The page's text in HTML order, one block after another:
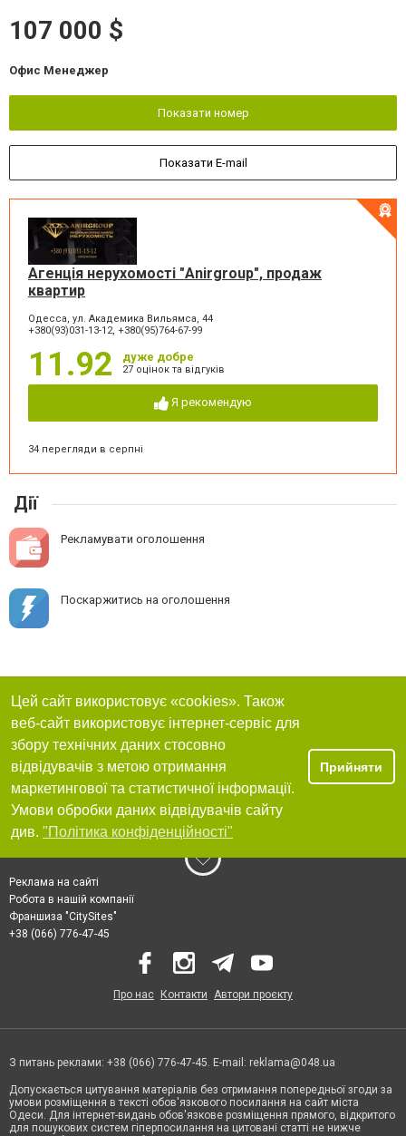
107 000 $
Офис Менеджер
Показати номер
Показати E-mail
Агенція нерухомості "Anirgroup", продаж
квартир
Одесса, ул. Академика Вильямса, 44
+380(93)031-13-12, +380(95)764-67-99
11.92 дуже добре
27 оцінок та відгуків
Я рекомендую
34 перегляди в серпні
Дії
Рекламувати оголошення
Поскаржитись на оголошення
Цей сайт використовує «cookies». Також
веб-сайт використовує інтернет-сервіс для
збору технічних даних стосовно
відвідувачів з метою отримання
маркетингової та статистичної інформації.
Умови обробки даних відвідувачів сайту
див. "Політика конфіденційності"
Прийняти
Реклама на сайті
Робота в нашій компанії
Франшиза "CitySites"
+38 (066) 776-47-45
Про нас Контакти Автори проєкту
З питань реклами: +38 (066) 776-47-45. E-mail: reklama@048.ua
Допускається цитування матеріалів без отримання попередньої згоди за
умови розміщення в тексті обов'язкового посилання на сайт міста
Одеси. Для інтернет-видань обов'язкове розміщення прямого, відкритого
для пошукових систем гіперпосилання на цитовані статті не нижче